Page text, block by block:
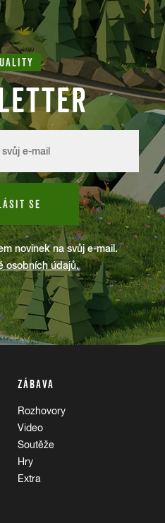
SE
novinek na svůj e-mail.
osobních údajů.
ZÁBAVA
Rozhovory
Video
Soutěže
Hry
Extra